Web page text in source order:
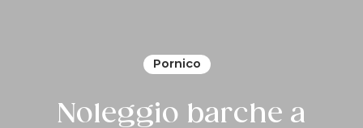
Pornico
Noleggio barche a